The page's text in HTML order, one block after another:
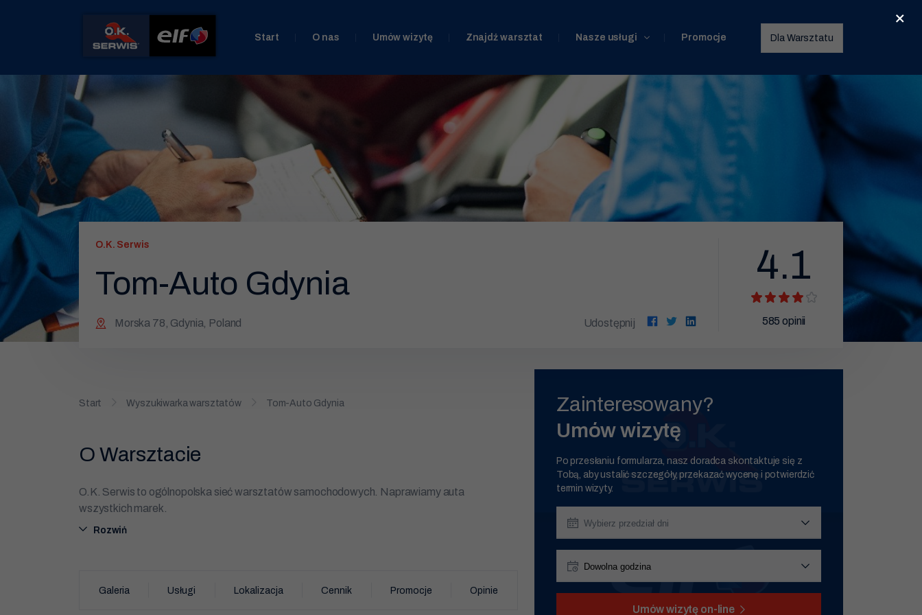
Start O nas Umów wizytę Znajdź warsztat Nasze usługi Promocje Dla Warsztatu
O.K. Serwis
Tom-Auto Gdynia
Morska 78, Gdynia, Poland Udostępnij
4.1
585 opinii
Start Wyszukiwarka warsztatów Tom-Auto Gdynia
O Warsztacie
O.K. Serwis to ogólnopolska sieć warsztatów samochodowych. Naprawiamy auta
wszystkich marek.
Rozwiń
wymiana rozrządu, serwis olejowy, wymiana filtrów, naprawa silnika, przegląd techniczny,
Galeria Usługi Lokalizacja Cennik Promocje Opinie
Zainteresowany?
Umów wizytę
Po przesłaniu formularza, nasz doradca skontaktuje się z
Tobą, aby ustalić szczegóły, przekazać wycenę i potwierdzić
termin wizyty.
Umów wizytę on-line
×